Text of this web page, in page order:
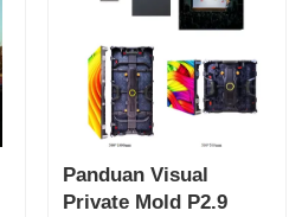
Panduan Visual
Private Mold P2.9